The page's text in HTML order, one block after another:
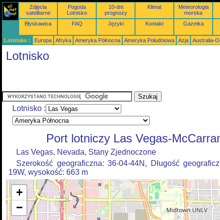
Zdjęcia
satelitarne
Pogoda
Lotnisko
10-dni
prognozy
Klimat
Meteorologia
morska
Błyskawica
FAQ Języki Kontakt Gazetka
Lotnisko : Europa Afryka Ameryka Północna Ameryka Południowa Azja Australia-
Lotnisko
Lotnisko :
Port lotniczy Las Vegas-
Las Vegas, Nevada, Stany Zjednoczone
Szerokość geograficzna: 36-04-44N, Długość
19W, wysokość: 663 m
+
−